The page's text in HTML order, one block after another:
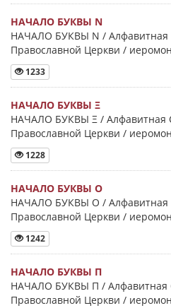
НАЧАЛО БУКВЫ Ν
НАЧАЛО БУКВЫ Ν / Алфавитная
Православной Церкви /
1233
НАЧАЛО БУКВЫ Ξ
НАЧАЛО БУКВЫ Ξ / Алфавитная
Православной Церкви /
1228
НАЧАЛО БУКВЫ Ο
НАЧАЛО БУКВЫ Ο / Алфавитная
Православной Церкви /
1242
НАЧАЛО БУКВЫ Π
НАЧАЛО БУКВЫ Π / Алфавитная
Православной Церкви /